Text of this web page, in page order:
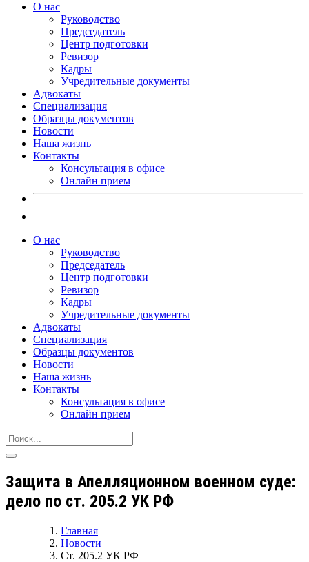
О нас
Руководство
Председатель
Центр подготовки
Ревизор
Кадры
Учредительные документы
Адвокаты
Специализация
Образцы документов
Новости
Наша жизнь
Контакты
Консультация в офисе
Онлайн прием
О нас
Руководство
Председатель
Центр подготовки
Ревизор
Кадры
Учредительные документы
Адвокаты
Специализация
Образцы документов
Новости
Наша жизнь
Контакты
Консультация в офисе
Онлайн прием
Защита в Апелляционном военном суде:
дело по ст. 205.2 УК РФ
Главная
Новости
Ст. 205.2 УК РФ